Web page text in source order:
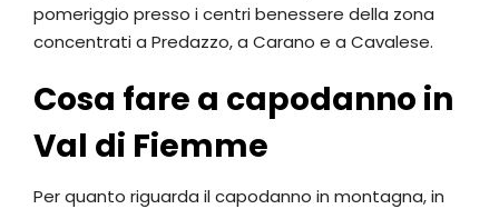
pomeriggio presso i centri benessere della zona
concentrati a Predazzo, a Carano e a Cavalese.
Cosa fare a capodanno in
Val di Fiemme
Per quanto riguarda il capodanno in montagna, in